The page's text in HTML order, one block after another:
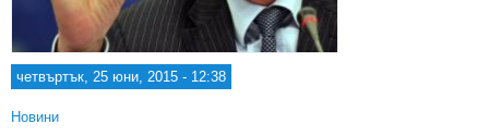
четвъртък, 25 юни, 2015 - 12:38
Новини